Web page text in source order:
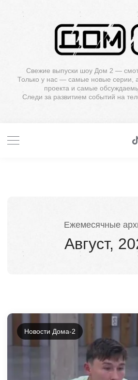
Свежие выпуски шоу Дом 2 —
Только у нас — самые новые серии,
проекта и самые
Следи за развитием событий на
Ежемесячные
Август,
Новости Дома-2